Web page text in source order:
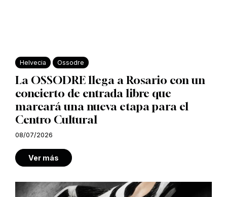
Helvecia Ossodre
La OSSODRE llega a Rosario con un
concierto de entrada libre que
marcará una nueva etapa para el
Centro Cultural
08/07/2026
Ver más